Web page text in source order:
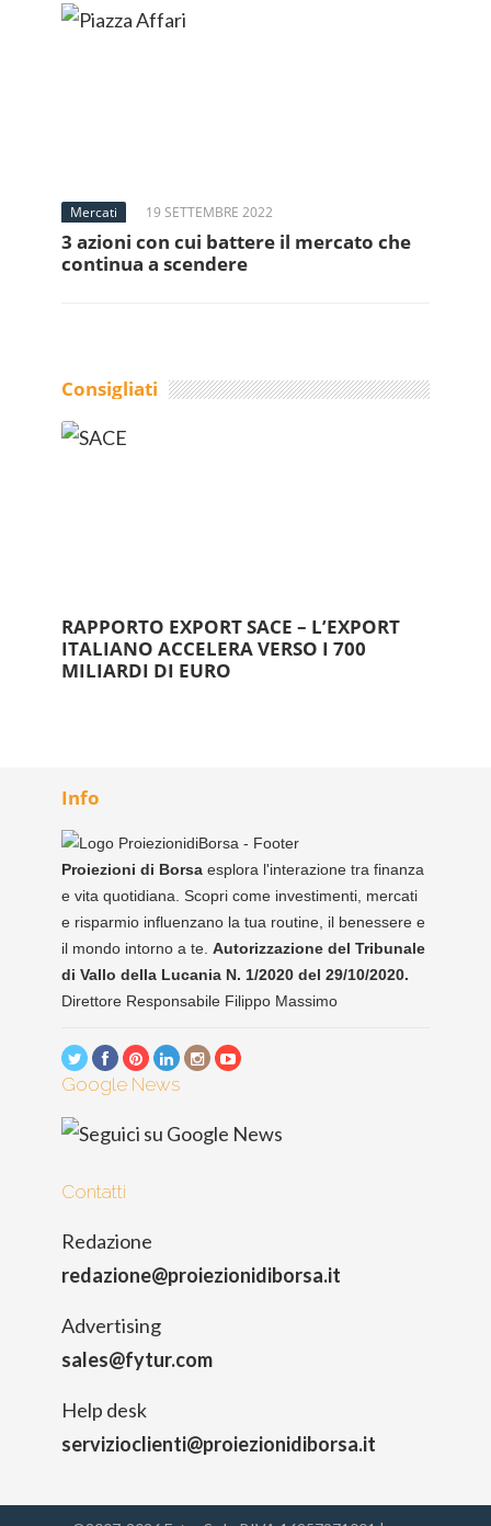
Mercati 19 SETTEMBRE 2022
3 azioni con cui battere il mercato che
continua a scendere
Consigliati
RAPPORTO EXPORT SACE – L’EXPORT
ITALIANO ACCELERA VERSO I 700
MILIARDI DI EURO
Info
Proiezioni di Borsa esplora l'interazione tra finanza
e vita quotidiana. Scopri come investimenti, mercati
e risparmio influenzano la tua routine, il benessere e
il mondo intorno a te. Autorizzazione del Tribunale
di Vallo della Lucania N. 1/2020 del 29/10/2020.
Direttore Responsabile Filippo Massimo
Google News
Contatti
Redazione
redazione@proiezionidiborsa.it
Advertising
sales@fytur.com
Help desk
servizioclienti@proiezionidiborsa.it